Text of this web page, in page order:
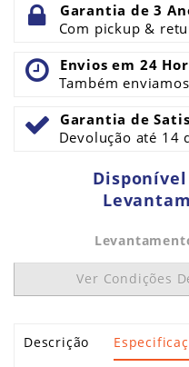
Garantia de 3
Com pickup &
Envios em 24
Também
Garantia de
Devolução até 14
Ver Condições
Descrição